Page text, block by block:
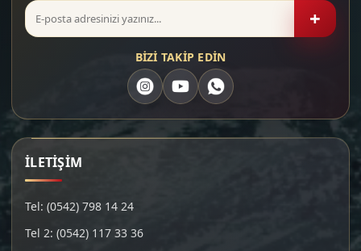
+
BİZİ TAKİP EDİN
İLETİŞİM
Tel: (0542) 798 14 24
Tel 2: (0542) 117 33 36